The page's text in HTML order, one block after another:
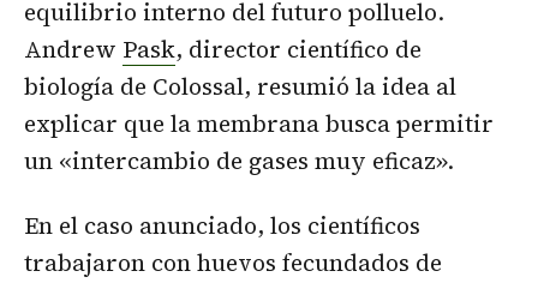
equilibrio interno del futuro polluelo.
Andrew Pask, director científico de
biología de Colossal, resumió la idea al
explicar que la membrana busca permitir
un «intercambio de gases muy eficaz».
En el caso anunciado, los científicos
trabajaron con huevos fecundados de